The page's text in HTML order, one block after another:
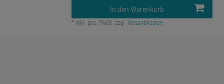
In den Warenkorb
* inkl. ges. MwSt. zzgl. Versandkosten